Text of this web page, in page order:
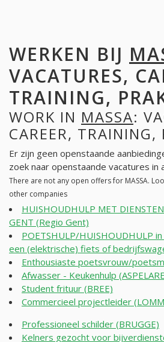
WERKEN BIJ
VACATURES,
TRAINING,
WORK IN MASSA:
CAREER, TRAINING,
Er zijn geen openstaande
zoek naar openstaande vacatures in
There are not any open offers for MASSA.
other companies
HUISHOUDHULP MET
GENT (Regio Gent)
POETSHULP/HUISHOUDHULP
een (elektrische) fiets of
Enthousiaste poetsvrouw/
Afwasser - Keukenhulp
Student frituur (BREE)
Commercieel projectleider
Professioneel schilder (BRUGGE)
Kelners gezocht voor